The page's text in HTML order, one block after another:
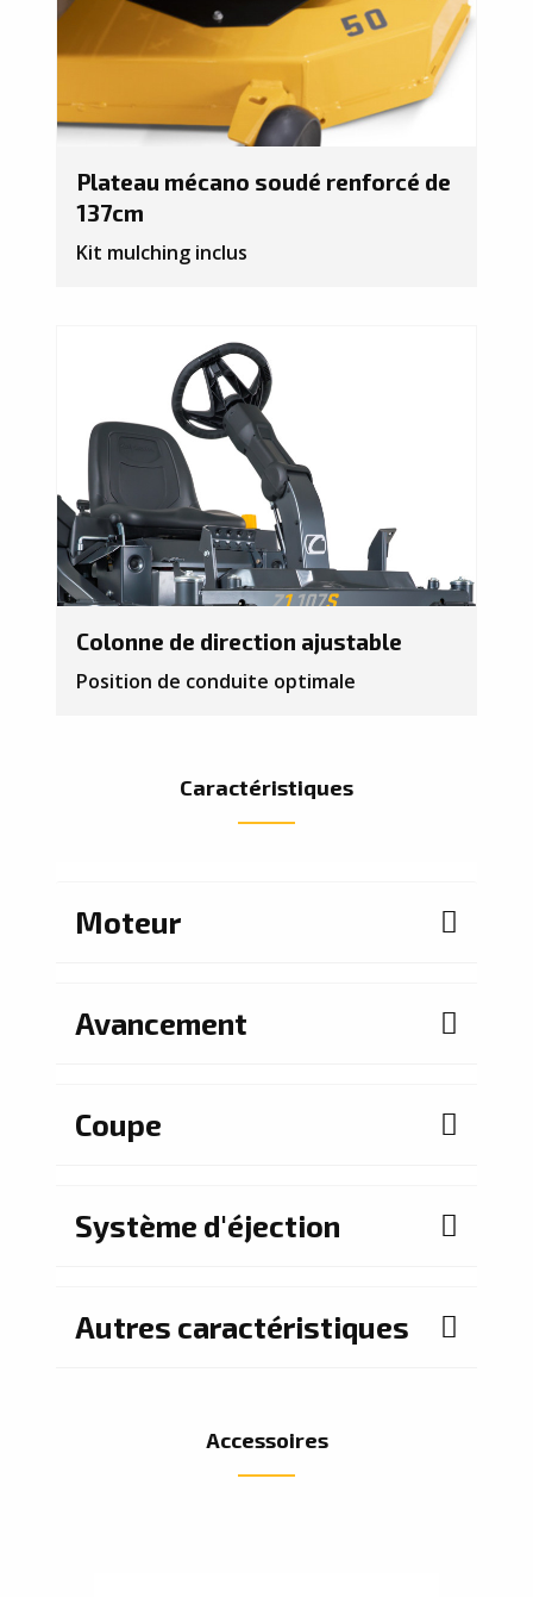
Plateau mécano soudé renforcé de
137cm
Kit mulching inclus
Colonne de direction ajustable
Position de conduite optimale
Caractéristiques
Moteur
Avancement
Coupe
Système d'éjection
Autres caractéristiques
Accessoires